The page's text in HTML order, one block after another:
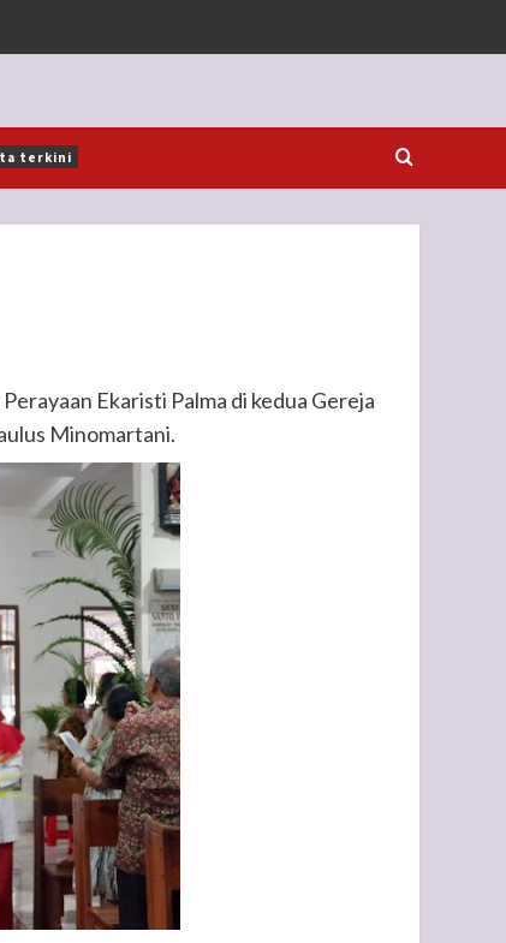
terkini
Ekaristi Palma di kedua Gereja
Minomartani.